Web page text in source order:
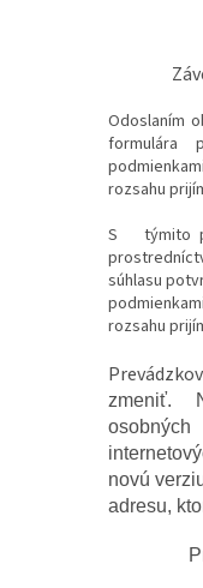
Odoslaním
formulára
rozsahu
S týmito
súhlasu
rozsahu
zmeniť.
novú
adresu,